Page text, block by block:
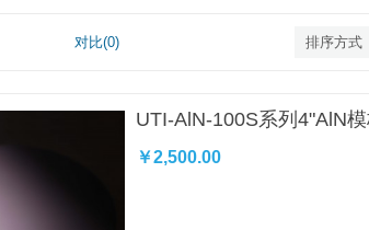
对比(0) 排序方式
UTI-AlN-100S系列4"AlN
￥2,500.00